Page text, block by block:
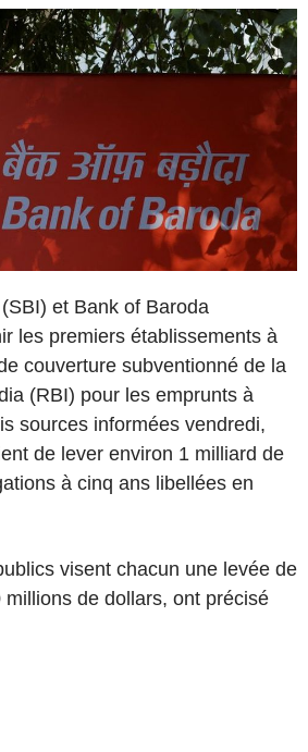
et Bank of Baroda
les premiers établissements à
couverture subventionné de la
(RBI) pour les emprunts à
sources informées vendredi,
de lever environ 1 milliard de
à cinq ans libellées en
visent chacun une levée de
de dollars, ont précisé